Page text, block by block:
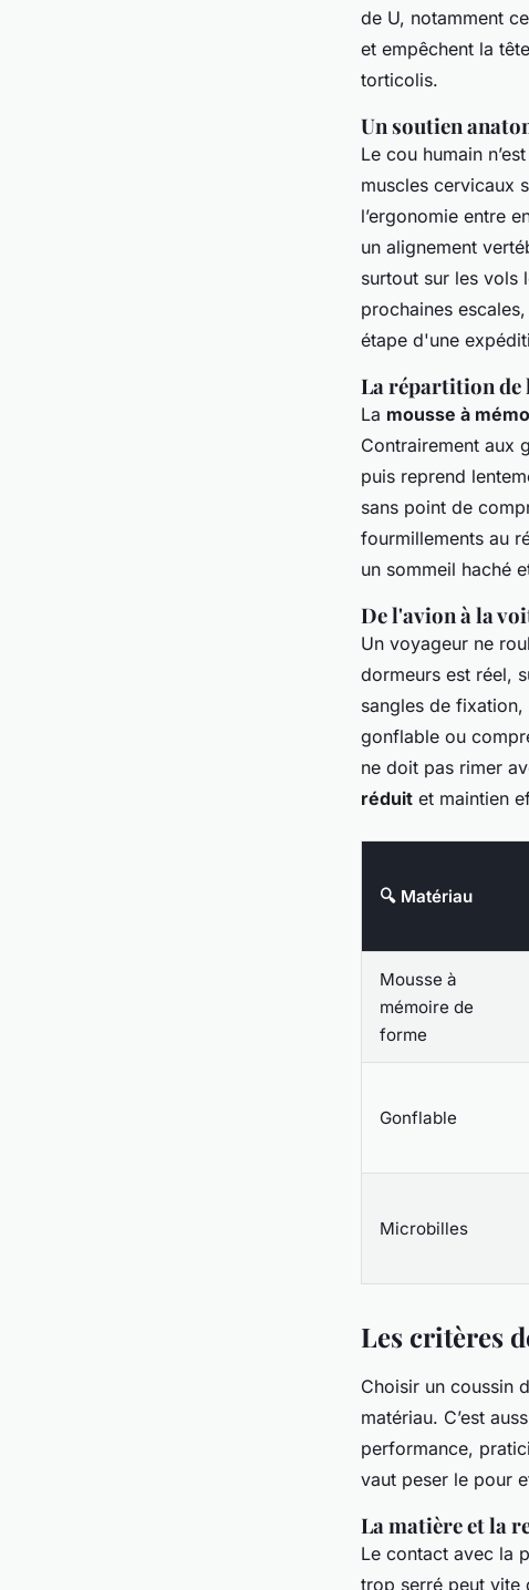
de U, notamment
et empêchent la
torticolis.
Un soutien
Le cou humain
muscles cervicaux
l’ergonomie entre
un alignement
surtout sur les vols
prochaines
étape d'une
La répartition de
La mousse à
Contrairement aux
puis reprend
sans point de
fourmillements au
un sommeil haché
De l'avion à la
Un voyageur ne
dormeurs est réel,
sangles de
gonflable ou
ne doit pas rimer
réduit et maintien
🔍 Matériau
Mousse à
mémoire de
forme
Gonflable
Microbilles
Les critères
Choisir un coussin
matériau. C’est
performance,
vaut peser le pour
La matière et la
Le contact avec la
trop serré peut vite